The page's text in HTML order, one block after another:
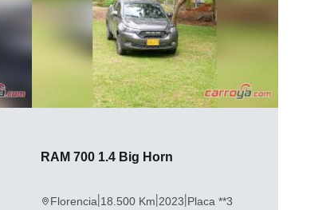
RAM 700 1.4 Big Horn
Florencia|18.500 Km|2023|Placa **3